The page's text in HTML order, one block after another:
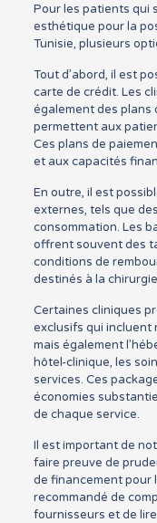
Pour les patients qui
esthétique pour la
Tunisie, plusieurs
Tout d’abord, il est
carte de crédit. Les
également des plans
permettent aux
Ces plans de
et aux capacités
En outre, il est
externes, tels que
consommation. Les
offrent souvent des
conditions de
destinés à la
Certaines cliniques
exclusifs qui incluent
mais également
hôtel-clinique, les
services. Ces
économies
de chaque service.
Il est important de
faire preuve de
de financement pour
recommandé de
fournisseurs et de